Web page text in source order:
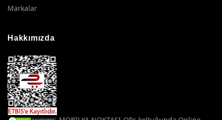
Markalar
Hakkımızda